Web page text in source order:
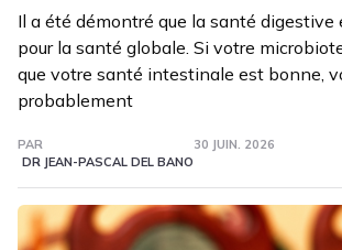
Il a été démontré que la santé
pour la santé globale. Si votre
que votre santé intestinale est bonne,
probablement
PAR
DR JEAN-PASCAL DEL BANO
30 JUIN. 2026